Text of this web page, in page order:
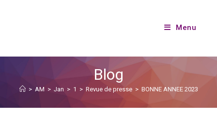
Menu
Blog
> AM > Jan > 1 > Revue de presse > BONNE ANNEE 2023